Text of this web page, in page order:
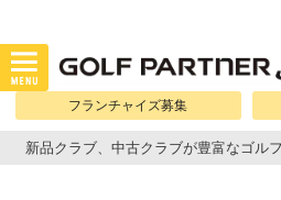
フランチャイズ募集
新品クラブ、中古クラブが豊富なゴル